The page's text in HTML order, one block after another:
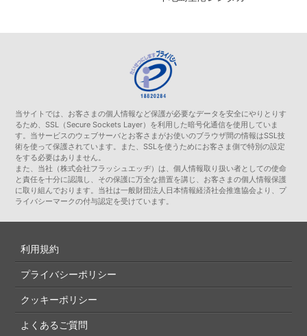
当サイトでは、お客さまの個人情報など保護が必要なデータを安全にやりとりす
るため、SSL（Secure Sockets Layer）を利用した暗号化通信を使用していま
す。当サービスのウェブサーバとお客さまがお使いのブラウザ間の情報はSSL技
術を使って保護されています。また、SSLを使うためにお客さま側で特別の設定
をする必要はありません。
また、当社（株式会社フラッシュエッヂ）は、個人情報取り扱い者としての使命
と責任を十分に認識し、その保護に万全な措置を講じ、お客さまの個人情報保護
に取り組んでおります。当社は一般財団法人日本情報経済社会推進協会より、プ
ライバシーマークの付与認定を受けています。
利用規約
プライバシーポリシー
クッキーポリシー
よくあるご質問